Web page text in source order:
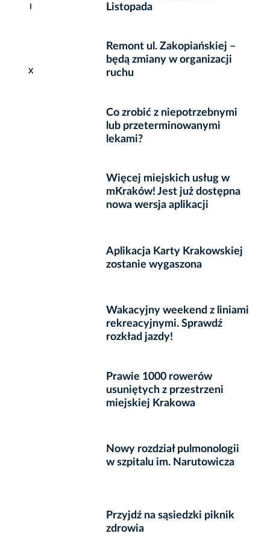
Listopada
X
Remont ul. Zakopiańskiej –
będą zmiany w organizacji
ruchu
Co zrobić z niepotrzebnymi
lub przeterminowanymi
lekami?
Więcej miejskich usług w
mKraków! Jest już dostępna
nowa wersja aplikacji
Aplikacja Karty Krakowskiej
zostanie wygaszona
Wakacyjny weekend z liniami
rekreacyjnymi. Sprawdź
rozkład jazdy!
Prawie 1000 rowerów
usuniętych z przestrzeni
miejskiej Krakowa
Nowy rozdział pulmonologii
w szpitalu im. Narutowicza
Przyjdź na sąsiedzki piknik
zdrowia